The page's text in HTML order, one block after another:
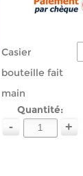
Casier
bouteille fait
main
Quantité:
- +